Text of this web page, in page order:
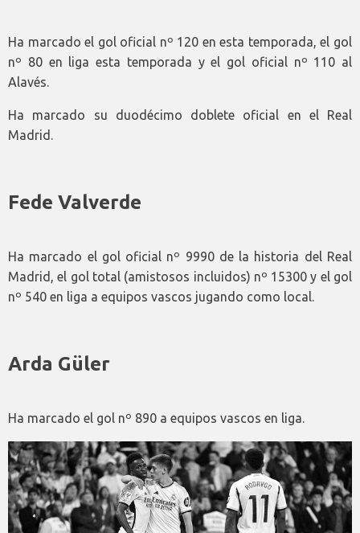
Ha marcado el gol oficial nº 120 en esta temporada, el gol
nº 80 en liga esta temporada y el gol oficial nº 110 al
Alavés.
Ha marcado su duodécimo doblete oficial en el Real
Madrid.
Fede Valverde
Ha marcado el gol oficial nº 9990 de la historia del Real
Madrid, el gol total (amistosos incluidos) nº 15300 y el gol
nº 540 en liga a equipos vascos jugando como local.
Arda Güler
Ha marcado el gol nº 890 a equipos vascos en liga.